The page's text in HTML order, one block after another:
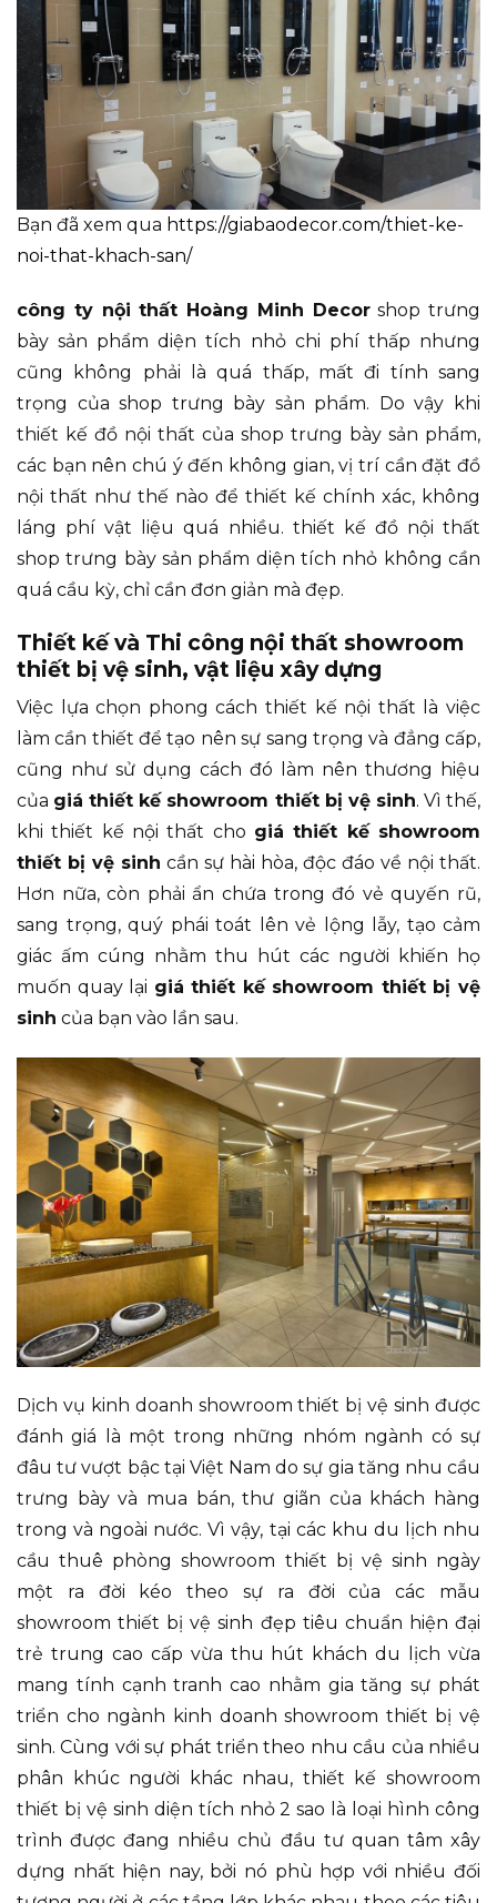
Bạn đã xem qua https://giabaodecor.com/thiet-ke-
noi-that-khach-san/
công ty nội thất Hoàng Minh Decorshop trưng
bày sản phẩm diện tích nhỏ chi phí thấp nhưng
cũng không phải là quá thấp, mất đi tính sang
trọng của shop trưng bày sản phẩm. Do vậy khi
thiết kế đồ nội thất của shop trưng bày sản phẩm,
các bạn nên chú ý đến không gian, vị trí cần đặt đồ
nội thất như thế nào để thiết kế chính xác, không
láng phí vật liệu quá nhiều. thiết kế đồ nội thất
shop trưng bày sản phẩm diện tích nhỏ không cần
quá cầu kỳ, chỉ cần đơn giản mà đẹp.
Thiết kế và Thi công nội thất showroom
thiết bị vệ sinh, vật liệu xây dựng
Việc lựa chọn phong cách thiết kế nội thất là việc
làm cần thiết để tạo nên sự sang trọng và đẳng cấp,
cũng như sử dụng cách đó làm nên thương hiệu
của giá thiết kế showroom thiết bị vệ sinh. Vì thế,
khi thiết kế nội thất cho giá thiết kế showroom
thiết bị vệ sinh cần sự hài hòa, độc đáo về nội thất.
Hơn nữa, còn phải ẩn chứa trong đó vẻ quyến rũ,
sang trọng, quý phái toát lên vẻ lộng lẫy, tạo cảm
giác ấm cúng nhằm thu hút các người khiến họ
muốn quay lại giá thiết kế showroom thiết bị vệ
sinh của bạn vào lần sau.
Dịch vụ kinh doanh showroom thiết bị vệ sinh được
đánh giá là một trong những nhóm ngành có sự
đâu tư vượt bậc tại Việt Nam do sự gia tăng nhu cầu
trưng bày và mua bán, thư giãn của khách hàng
trong và ngoài nước. Vì vậy, tại các khu du lịch nhu
cầu thuê phòng showroom thiết bị vệ sinh ngày
một ra đời kéo theo sự ra đời của các mẫu
showroom thiết bị vệ sinh đẹp tiêu chuẩn hiện đại
trẻ trung cao cấp vừa thu hút khách du lịch vừa
mang tính cạnh tranh cao nhằm gia tăng sự phát
triển cho ngành kinh doanh showroom thiết bị vệ
sinh. Cùng với sự phát triển theo nhu cầu của nhiều
phân khúc người khác nhau, thiết kế showroom
thiết bị vệ sinh diện tích nhỏ 2 sao là loại hình công
trình được đang nhiều chủ đầu tư quan tâm xây
dựng nhất hiện nay, bởi nó phù hợp với nhiều đối